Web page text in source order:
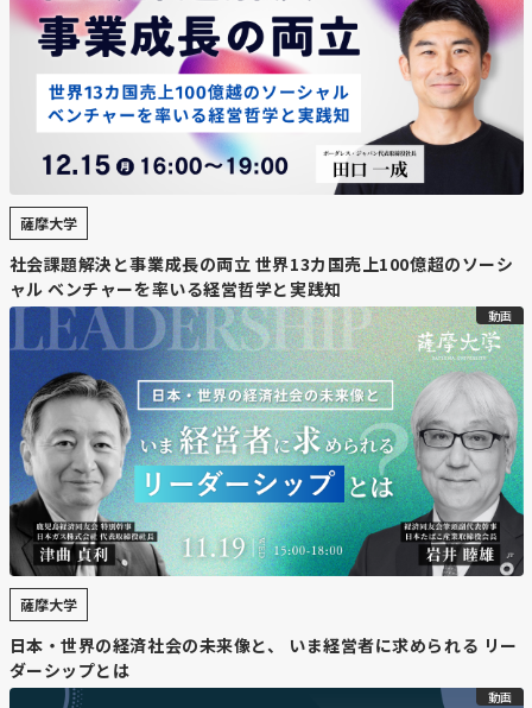
・ゲームと連携した観光戦略
羊蹄山周辺が舞台のゲーム「ゴースト・オブ・ヨウテイ」
と連携し、コラボグッズの販売や聖地巡礼ツアーを検討。
周辺自治体や観光協会とも協力し、新たな観光資源として
育成を進めている。
・滞在・消費拡大に期待
映画やゲームの聖地巡礼は滞在日数や消費額が多い傾向が
あり、ニセコ町はIP（知的財産）を活用して冬以外の魅力
を発信し、長期滞在や地域経済の活性化につなげることを
目指している。
【コメント】
ニセコは「冬のリゾート」から「通年型リゾート」への進
化を目指しています。ゲームとのコラボは単なる話題づく
りではなく、世界中のファンに行ってみたい理由をつくる
戦略です。魅力的なIPと結びつけられるかはこれからのト
レンドでもありますね。
【北海道ニュース】岩田地崎建設、新
社長に岩田幸治氏 父の圭剛氏は会長へ
28年ぶり社長交代
薩摩大学
社会課題解決と事業成長の両立 世界13カ国売上100億超のソーシ
ャル ベンチャーを率いる経営哲学と実践知
動画
薩摩大学
日本・世界の経済社会の未来像と、 いま経営者に求められる リー
ダーシップとは
動画